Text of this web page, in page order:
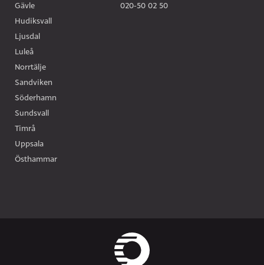
Gävle
Hudiksvall
Ljusdal
Luleå
Norrtälje
Sandviken
Söderhamn
Sundsvall
Timrå
Uppsala
Östhammar
020-50 02 50